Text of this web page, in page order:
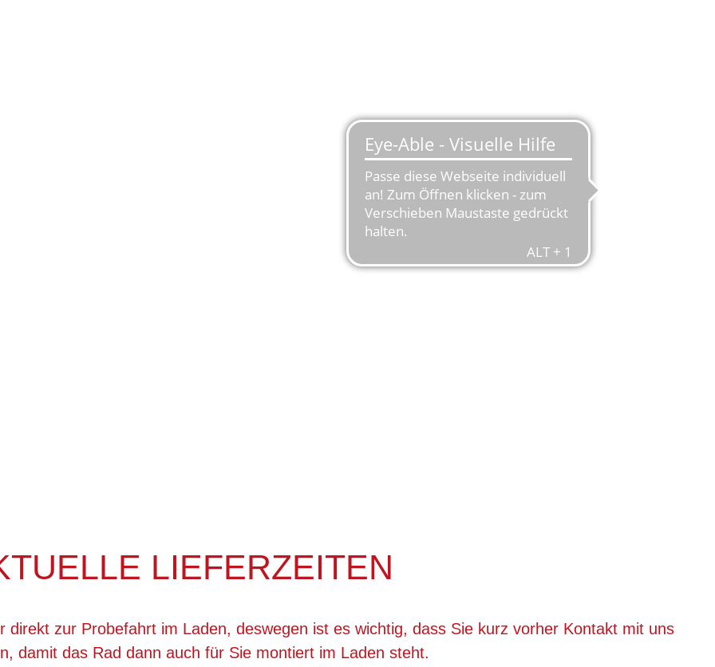
LIEFERZEITEN
direkt zur Probefahrt im Laden, deswegen ist es wichtig, dass Sie kurz vorher Kontakt mit uns
damit das Rad dann auch für Sie montiert im Laden steht.